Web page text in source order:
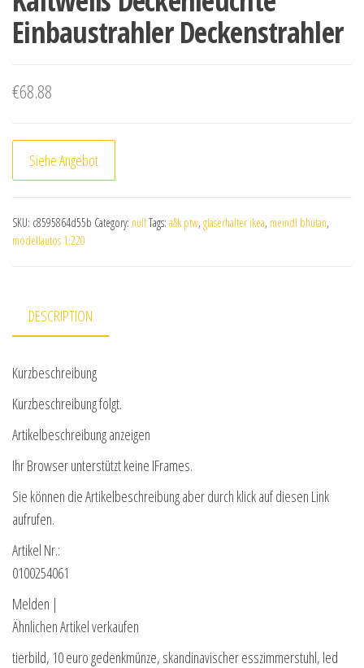
Einbaustrahler Deckenstrahler
€68.88
Siehe Angebot
SKU: c8595864d55b Category: null Tags: a&k ptw, gläserhalter ikea, meindl bhutan,
modellautos 1:220
DESCRIPTION
Kurzbeschreibung
Kurzbeschreibung folgt.
Artikelbeschreibung anzeigen
Ihr Browser unterstützt keine IFrames.
Sie können die Artikelbeschreibung aber durch klick auf diesen Link
aufrufen.
Artikel Nr.:
0100254061
Melden |
Ähnlichen Artikel verkaufen
tierbild, 10 euro gedenkmünze, skandinavischer esszimmerstuhl, led